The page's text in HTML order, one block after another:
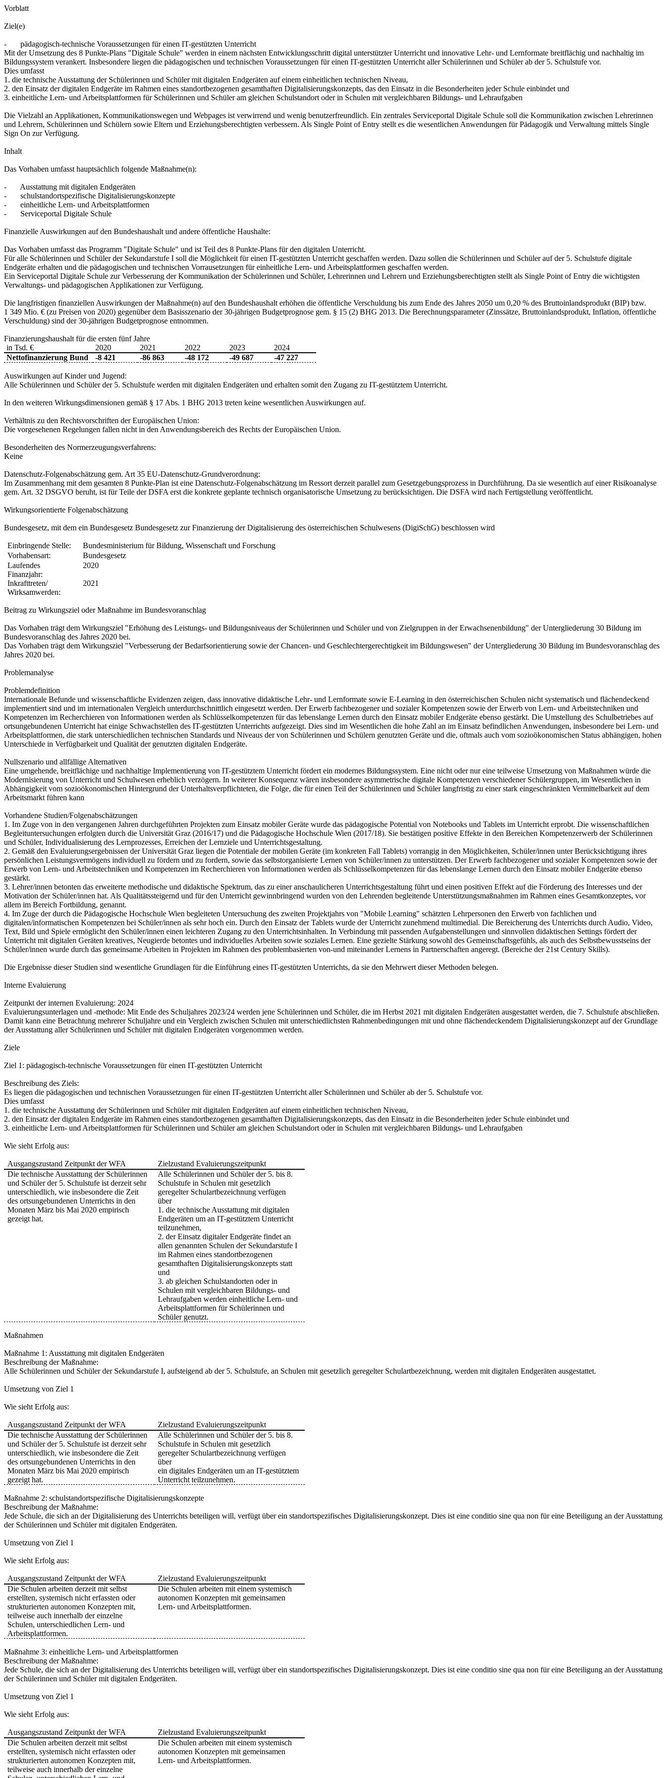
Vorblatt
Ziel(e)
- pädagogisch-technische Voraussetzungen für einen IT-gestützten Unterricht
Mit der Umsetzung des 8 Punkte-Plans "Digitale Schule" werden in einem nächsten Entwicklungsschritt digital unterstützter Unterricht und innovative Lehr- und Lernformate breitflächig und nachhaltig im
Bildungssystem verankert. Insbesondere liegen die pädagogischen und technischen Voraussetzungen für einen IT-gestützten Unterricht aller Schülerinnen und Schüler ab der 5. Schulstufe vor.
Dies umfasst
1. die technische Ausstattung der Schülerinnen und Schüler mit digitalen Endgeräten auf einem einheitlichen technischen Niveau,
2. den Einsatz der digitalen Endgeräte im Rahmen eines standortbezogenen gesamthaften Digitalisierungskonzepts, das den Einsatz in die Besonderheiten jeder Schule einbindet und
3. einheitliche Lern- und Arbeitsplattformen für Schülerinnen und Schüler am gleichen Schulstandort oder in Schulen mit vergleichbaren Bildungs- und Lehraufgaben
Die Vielzahl an Applikationen, Kommunikationswegen und Webpages ist verwirrend und wenig benutzerfreundlich. Ein zentrales Serviceportal Digitale Schule soll die Kommunikation zwischen Lehrerinnen
und Lehrern, Schülerinnen und Schülern sowie Eltern und Erziehungsberechtigten verbessern. Als Single Point of Entry stellt es die wesentlichen Anwendungen für Pädagogik und Verwaltung mittels Single
Sign On zur Verfügung.
Inhalt
Das Vorhaben umfasst hauptsächlich folgende Maßnahme(n):
- Ausstattung mit digitalen Endgeräten
- schulstandortspezifische Digitalisierungskonzepte
- einheitliche Lern- und Arbeitsplattformen
- Serviceportal Digitale Schule
Finanzielle Auswirkungen auf den Bundeshaushalt und andere öffentliche Haushalte:
Das Vorhaben umfasst das Programm "Digitale Schule" und ist Teil des 8 Punkte-Plans für den digitalen Unterricht.
Für alle Schülerinnen und Schüler der Sekundarstufe I soll die Möglichkeit für einen IT-gestützten Unterricht geschaffen werden. Dazu sollen die Schülerinnen und Schüler auf der 5. Schulstufe digitale
Endgeräte erhalten und die pädagogischen und technischen Vorrausetzungen für einheitliche Lern- und Arbeitsplattformen geschaffen werden.
Ein Serviceportal Digitale Schule zur Verbesserung der Kommunikation der Schülerinnen und Schüler, Lehrerinnen und Lehrern und Erziehungsberechtigten stellt als Single Point of Entry die wichtigsten
Verwaltungs- und pädagogischen Applikationen zur Verfügung.
Die langfristigen finanziellen Auswirkungen der Maßnahme(n) auf den Bundeshaushalt erhöhen die öffentliche Verschuldung bis zum Ende des Jahres 2050 um 0,20 % des Bruttoinlandsprodukt (BIP) bzw.
1 349 Mio. € (zu Preisen von 2020) gegenüber dem Basisszenario der 30-jährigen Budgetprognose gem. § 15 (2) BHG 2013. Die Berechnungsparameter (Zinssätze, Bruttoinlandsprodukt, Inflation, öffentliche
Verschuldung) sind der 30-jährigen Budgetprognose entnommen.
Finanzierungshaushalt für die ersten fünf Jahre
in Tsd. €
2020 2021 2022 2023
2024
Nettofinanzierung Bund
‑8 421 ‑86 863 ‑48 172 ‑49 687 ‑47 227
Auswirkungen auf Kinder und Jugend:
Alle Schülerinnen und Schüler der 5. Schulstufe werden mit digitalen Endgeräten und erhalten somit den Zugang zu IT-gestütztem Unterricht.
In den weiteren Wirkungsdimensionen gemäß § 17 Abs. 1 BHG 2013 treten keine wesentlichen Auswirkungen auf.
Verhältnis zu den Rechtsvorschriften der Europäischen Union:
Die vorgesehenen Regelungen fallen nicht in den Anwendungsbereich des Rechts der Europäischen Union.
Besonderheiten des Normerzeugungsverfahrens:
Keine
Datenschutz-Folgenabschätzung gem. Art 35 EU-Datenschutz-Grundverordnung:
Im Zusammenhang mit dem gesamten 8 Punkte-Plan ist eine Datenschutz-Folgenabschätzung im Ressort derzeit parallel zum Gesetzgebungsprozess in Durchführung. Da sie wesentlich auf einer Risikoanalyse
gem. Art. 32 DSGVO beruht, ist für Teile der DSFA erst die konkrete geplante technisch organisatorische Umsetzung zu berücksichtigen. Die DSFA wird nach Fertigstellung veröffentlicht.
Wirkungsorientierte Folgenabschätzung
Bundesgesetz, mit dem ein Bundesgesetz Bundesgesetz zur Finanzierung der Digitalisierung des österreichischen Schulwesens (DigiSchG) beschlossen wird
Einbringende Stelle:
Bundesministerium für Bildung, Wissenschaft und Forschung
Vorhabensart:
Bundesgesetz
Laufendes
Finanzjahr:
2020
Inkrafttreten/
Wirksamwerden:
2021
Beitrag zu Wirkungsziel oder Maßnahme im Bundesvoranschlag
Das Vorhaben trägt dem Wirkungsziel "Erhöhung des Leistungs- und Bildungsniveaus der Schülerinnen und Schüler und von Zielgruppen in der Erwachsenenbildung" der Untergliederung 30 Bildung im
Bundesvoranschlag des Jahres 2020 bei.
Das Vorhaben trägt dem Wirkungsziel "Verbesserung der Bedarfsorientierung sowie der Chancen- und Geschlechtergerechtigkeit im Bildungswesen" der Untergliederung 30 Bildung im Bundesvoranschlag des
Jahres 2020 bei.
Problemanalyse
Problemdefinition
Internationale Befunde und wissenschaftliche Evidenzen zeigen, dass innovative didaktische Lehr- und Lernformate sowie E-Learning in den österreichischen Schulen nicht systematisch und flächendeckend
implementiert sind und im internationalen Vergleich unterdurchschnittlich eingesetzt werden. Der Erwerb fachbezogener und sozialer Kompetenzen sowie der Erwerb von Lern- und Arbeitstechniken und
Kompetenzen im Recherchieren von Informationen werden als Schlüsselkompetenzen für das lebenslange Lernen durch den Einsatz mobiler Endgeräte ebenso gestärkt. Die Umstellung des Schulbetriebes auf
ortsungebundenen Unterricht hat einige Schwachstellen des IT-gestützten Unterrichts aufgezeigt. Dies sind im Wesentlichen die hohe Zahl an im Einsatz befindlichen Anwendungen, insbesondere bei Lern- und
Arbeitsplattformen, die stark unterschiedlichen technischen Standards und Niveaus der von Schülerinnen und Schülern genutzten Geräte und die, oftmals auch vom sozioökonomischen Status abhängigen, hohen
Unterschiede in Verfügbarkeit und Qualität der genutzten digitalen Endgeräte.
Nullszenario und allfällige Alternativen
Eine umgehende, breitflächige und nachhaltige Implementierung von IT-gestütztem Unterricht fördert ein modernes Bildungssystem. Eine nicht oder nur eine teilweise Umsetzung von Maßnahmen würde die
Modernisierung von Unterricht und Schulwesen erheblich verzögern. In weiterer Konsequenz wären insbesondere asymmetrische digitale Kompetenzen verschiedener Schülergruppen, im Wesentlichen in
Abhängigkeit vom sozioökonomischen Hintergrund der Unterhaltsverpflichteten, die Folge, die für einen Teil der Schülerinnen und Schüler langfristig zu einer stark eingeschränkten Vermittelbarkeit auf dem
Arbeitsmarkt führen kann
Vorhandene Studien/Folgenabschätzungen
1. Im Zuge von in den vergangenen Jahren durchgeführten Projekten zum Einsatz mobiler Geräte wurde das pädagogische Potential von Notebooks und Tablets im Unterricht erprobt. Die wissenschaftlichen
Begleituntersuchungen erfolgten durch die Universität Graz (2016/17) und die Pädagogische Hochschule Wien (2017/18). Sie bestätigen positive Effekte in den Bereichen Kompetenzerwerb der Schülerinnen
und Schüler, Individualisierung des Lernprozesses, Erreichen der Lernziele und Unterrichtsgestaltung.
2. Gemäß den Evaluierungsergebnissen der Universität Graz liegen die Potentiale der mobilen Geräte (im konkreten Fall Tablets) vorrangig in den Möglichkeiten, Schüler/innen unter Berücksichtigung ihres
persönlichen Leistungsvermögens individuell zu fördern und zu fordern, sowie das selbstorganisierte Lernen von Schüler/innen zu unterstützen. Der Erwerb fachbezogener und sozialer Kompetenzen sowie der
Erwerb von Lern- und Arbeitstechniken und Kompetenzen im Recherchieren von Informationen werden als Schlüsselkompetenzen für das lebenslange Lernen durch den Einsatz mobiler Endgeräte ebenso
gestärkt.
3. Lehrer/innen betonten das erweiterte methodische und didaktische Spektrum, das zu einer anschaulicheren Unterrichtsgestaltung führt und einen positiven Effekt auf die Förderung des Interesses und der
Motivation der Schüler/innen hat. Als Qualitätssteigernd und für den Unterricht gewinnbringend wurden von den Lehrenden begleitende Unterstützungsmaßnahmen im Rahmen eines Gesamtkonzeptes, vor
allem im Bereich Fortbildung, genannt.
4. Im Zuge der durch die Pädagogische Hochschule Wien begleiteten Untersuchung des zweiten Projektjahrs von "Mobile Learning" schätzten Lehrpersonen den Erwerb von fachlichen und
digitalen/informatischen Kompetenzen bei Schüler/innen als sehr hoch ein. Durch den Einsatz der Tablets wurde der Unterricht zunehmend multimedial. Die Bereicherung des Unterrichts durch Audio, Video,
Text, Bild und Spiele ermöglicht den Schüler/innen einen leichteren Zugang zu den Unterrichtsinhalten. In Verbindung mit passenden Aufgabenstellungen und sinnvollen didaktischen Settings fördert der
Unterricht mit digitalen Geräten kreatives, Neugierde betontes und individuelles Arbeiten sowie soziales Lernen. Eine gezielte Stärkung sowohl des Gemeinschaftsgefühls, als auch des Selbstbewusstseins der
Schüler/innen wurde durch das gemeinsame Arbeiten in Projekten im Rahmen des problembasierten von-und miteinander Lernens in Partnerschaften angeregt. (Bereiche der 21st Century Skills).
Die Ergebnisse dieser Studien sind wesentliche Grundlagen für die Einführung eines IT-gestützten Unterrichts, da sie den Mehrwert dieser Methoden belegen.
Interne Evaluierung
Zeitpunkt der internen Evaluierung: 2024
Evaluierungsunterlagen und -methode: Mit Ende des Schuljahres 2023/24 werden jene Schülerinnen und Schüler, die im Herbst 2021 mit digitalen Endgeräten ausgestattet werden, die 7. Schulstufe abschließen.
Damit kann eine Betrachtung mehrerer Schuljahre und ein Vergleich zwischen Schulen mit unterschiedlichsten Rahmenbedingungen mit und ohne flächendeckendem Digitalisierungskonzept auf der Grundlage
der Ausstattung aller Schülerinnen und Schüler mit digitalen Endgeräten vorgenommen werden.
Ziele
Ziel 1: pädagogisch-technische Voraussetzungen für einen IT-gestützten Unterricht
Beschreibung des Ziels:
Es liegen die pädagogischen und technischen Voraussetzungen für einen IT-gestützten Unterricht aller Schülerinnen und Schüler ab der 5. Schulstufe vor.
Dies umfasst
1. die technische Ausstattung der Schülerinnen und Schüler mit digitalen Endgeräten auf einem einheitlichen technischen Niveau,
2. den Einsatz der digitalen Endgeräte im Rahmen eines standortbezogenen gesamthaften Digitalisierungskonzepts, das den Einsatz in die Besonderheiten jeder Schule einbindet und
3. einheitliche Lern- und Arbeitsplattformen für Schülerinnen und Schüler am gleichen Schulstandort oder in Schulen mit vergleichbaren Bildungs- und Lehraufgaben
Wie sieht Erfolg aus:
Ausgangszustand Zeitpunkt der WFA
Zielzustand Evaluierungszeitpunkt
Die technische Ausstattung der Schülerinnen
und Schüler der 5. Schulstufe ist derzeit sehr
unterschiedlich, wie insbesondere die Zeit
des ortsungebundenen Unterrichts in den
Monaten März bis Mai 2020 empirisch
gezeigt hat.
Alle Schülerinnen und Schüler der 5. bis 8.
Schulstufe in Schulen mit gesetzlich
geregelter Schulartbezeichnung verfügen
über
1. die technische Ausstattung mit digitalen
Endgeräten um an IT-gestütztem Unterricht
teilzunehmen,
2. der Einsatz digitaler Endgeräte findet an
allen genannten Schulen der Sekundarstufe I
im Rahmen eines standortbezogenen
gesamthaften Digitalisierungskonzepts statt
und
3. ab gleichen Schulstandorten oder in
Schulen mit vergleichbaren Bildungs- und
Lehraufgaben werden einheitliche Lern- und
Arbeitsplattformen für Schülerinnen und
Schüler genutzt.
Maßnahmen
Maßnahme 1: Ausstattung mit digitalen Endgeräten
Beschreibung der Maßnahme:
Alle Schülerinnen und Schüler der Sekundarstufe I, aufsteigend ab der 5. Schulstufe, an Schulen mit gesetzlich geregelter Schulartbezeichnung, werden mit digitalen Endgeräten ausgestattet.
Umsetzung von Ziel 1
Wie sieht Erfolg aus:
Ausgangszustand Zeitpunkt der WFA
Zielzustand Evaluierungszeitpunkt
Die technische Ausstattung der Schülerinnen
und Schüler der 5. Schulstufe ist derzeit sehr
unterschiedlich, wie insbesondere die Zeit
des ortsungebundenen Unterrichts in den
Monaten März bis Mai 2020 empirisch
gezeigt hat.
Alle Schülerinnen und Schüler der 5. bis 8.
Schulstufe in Schulen mit gesetzlich
geregelter Schulartbezeichnung verfügen
über
ein digitales Endgeräten um an IT-gestütztem
Unterricht teilzunehmen.
Maßnahme 2: schulstandortspezifische Digitalisierungskonzepte
Beschreibung der Maßnahme:
Jede Schule, die sich an der Digitalisierung des Unterrichts beteiligen will, verfügt über ein standortspezifisches Digitalisierungskonzept. Dies ist eine conditio sine qua non für eine Beteiligung an der Ausstattung
der Schülerinnen und Schüler mit digitalen Endgeräten.
Umsetzung von Ziel 1
Wie sieht Erfolg aus:
Ausgangszustand Zeitpunkt der WFA
Zielzustand Evaluierungszeitpunkt
Die Schulen arbeiten derzeit mit selbst
erstellten, systemisch nicht erfassten oder
strukturierten autonomen Konzepten mit,
teilweise auch innerhalb der einzelne
Schulen, unterschiedlichen Lern- und
Arbeitsplattformen.
Die Schulen arbeiten mit einem systemisch
autonomen Konzepten mit gemeinsamen
Lern- und Arbeitsplattformen.
Maßnahme 3: einheitliche Lern- und Arbeitsplattformen
Beschreibung der Maßnahme:
Jede Schule, die sich an der Digitalisierung des Unterrichts beteiligen will, verfügt über ein standortspezifisches Digitalisierungskonzept. Dies ist eine conditio sine qua non für eine Beteiligung an der Ausstattung
der Schülerinnen und Schüler mit digitalen Endgeräten.
Umsetzung von Ziel 1
Wie sieht Erfolg aus:
Ausgangszustand Zeitpunkt der WFA
Zielzustand Evaluierungszeitpunkt
Die Schulen arbeiten derzeit mit selbst
erstellten, systemisch nicht erfassten oder
strukturierten autonomen Konzepten mit,
teilweise auch innerhalb der einzelne
Die Schulen arbeiten mit einem systemisch
autonomen Konzepten mit gemeinsamen
Lern- und Arbeitsplattformen.